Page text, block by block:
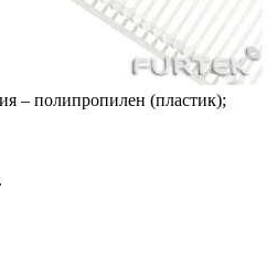
– полипропилен (пластик);